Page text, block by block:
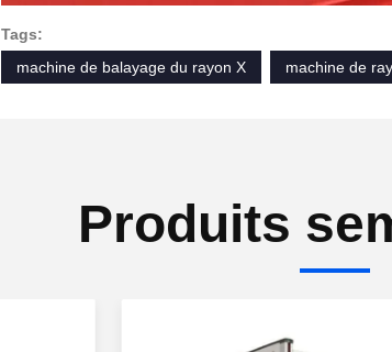
Tags:
machine de balayage du rayon X
machine de
Produits